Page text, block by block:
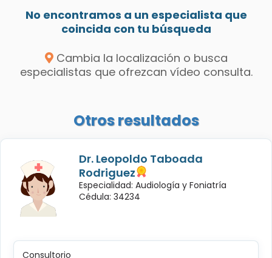
No encontramos a un especialista que
coincida con tu búsqueda
Cambia la localización o busca
especialistas que ofrezcan vídeo consulta.
Otros resultados
Dr. Leopoldo Taboada
Rodriguez
Especialidad: Audiología y Foniatría
Cédula: 34234
Consultorio